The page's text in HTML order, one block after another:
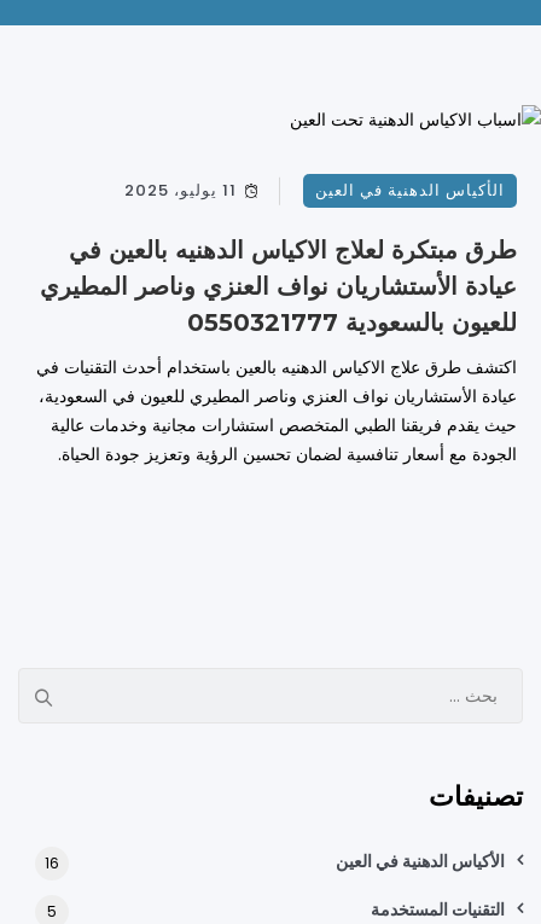
الأكياس الدهنية في العين 11 يوليو، 2025
طرق مبتكرة لعلاج الاكياس الدهنيه بالعين في
عيادة الأستشاريان نواف العنزي وناصر المطيري
للعيون بالسعودية 0550321777
اكتشف طرق علاج الاكياس الدهنيه بالعين باستخدام أحدث التقنيات في
عيادة الأستشاريان نواف العنزي وناصر المطيري للعيون في السعودية،
حيث يقدم فريقنا الطبي المتخصص استشارات مجانية وخدمات عالية
الجودة مع أسعار تنافسية لضمان تحسين الرؤية وتعزيز جودة الحياة.
ث
ن
تصنيفات
الأكياس الدهنية في العين 16
التقنيات المستخدمة 5